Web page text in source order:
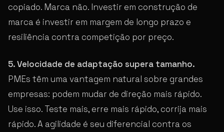
copiado. Marca não. Investir em construção de
marca é investir em margem de longo prazo e
resiliência contra competição por preço.
5. Velocidade de adaptação supera tamanho.
PMEs têm uma vantagem natural sobre grandes
empresas: podem mudar de direção mais rápido.
Use isso. Teste mais, erre mais rápido, corrija mais
rápido. A agilidade é seu diferencial contra os